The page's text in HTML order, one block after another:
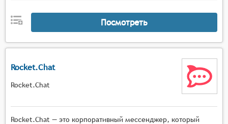
Посмотреть
Rocket.Chat
Rocket.Chat
Rocket.Chat — это корпоративный мессенджер, который